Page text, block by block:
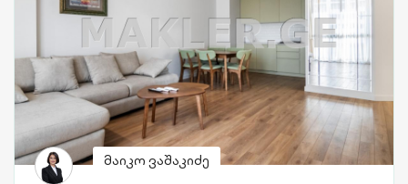
მაიკო ვაშაკიძე